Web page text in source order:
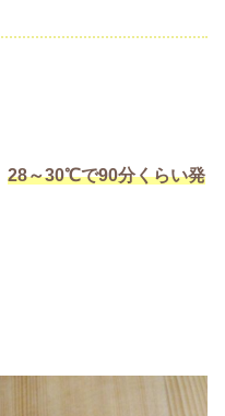
28～30℃で90分くらい発